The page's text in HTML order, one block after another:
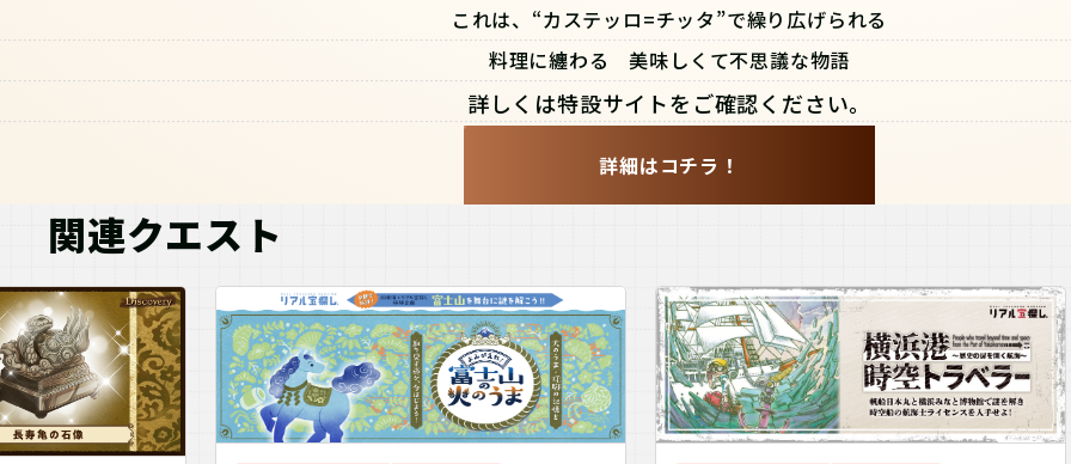
これは、“カステッロ=チッタ”で繰り広げられる
料理に纏わる 美味しくて不思議な物語
詳しくは特設サイトをご確認ください。
詳細はコチラ！
関連クエスト